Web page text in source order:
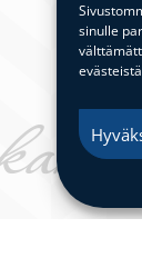
sinulle